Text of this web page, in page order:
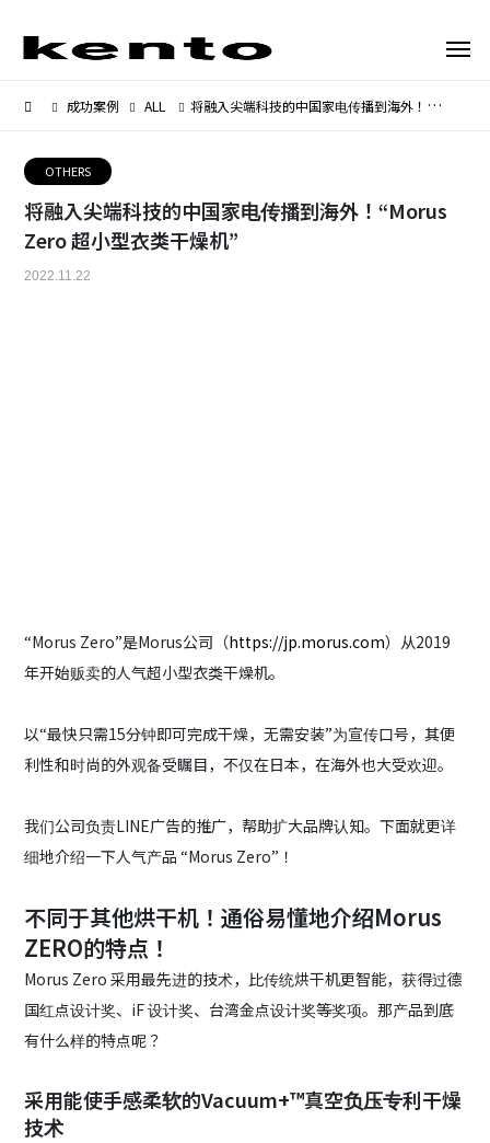
成功案例 ALL 将融入尖端科技的中国家电传播到海外！“Morus Zero 超小型衣类干燥机”
OTHERS
将融入尖端科技的中国家电传播到海外！“Morus
Zero 超小型衣类干燥机”
2022.11.22
“Morus Zero”是Morus公司（https://jp.morus.com）从2019
年开始贩卖的人气超小型衣类干燥机。
以“最快只需15分钟即可完成干燥，无需安装”为宣传口号，其便
利性和时尚的外观备受瞩目，不仅在日本，在海外也大受欢迎。
我们公司负责LINE广告的推广，帮助扩大品牌认知。下面就更详
细地介绍一下人气产品 “Morus Zero”！
不同于其他烘干机！通俗易懂地介绍Morus
ZERO的特点！
Morus Zero 采用最先进的技术，比传统烘干机更智能，获得过德
国红点设计奖、iF 设计奖、台湾金点设计奖等奖项。那产品到底
有什么样的特点呢？
采用能使手感柔软的Vacuum+™真空负压专利干燥
技术